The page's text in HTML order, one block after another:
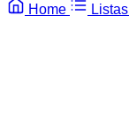
Home
Listas